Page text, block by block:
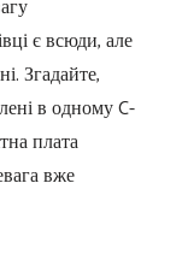
є всюди, але
Згадайте,
в одному C-
плата
вже